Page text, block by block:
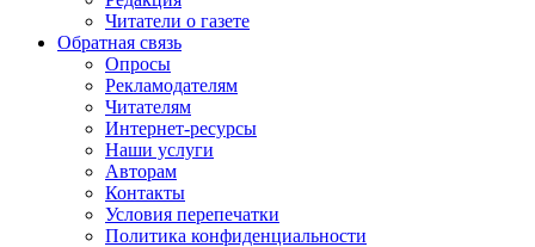
Читатели о газете
Обратная связь
Опросы
Рекламодателям
Читателям
Интернет-ресурсы
Наши услуги
Авторам
Контакты
Условия перепечатки
Политика конфиденциальности